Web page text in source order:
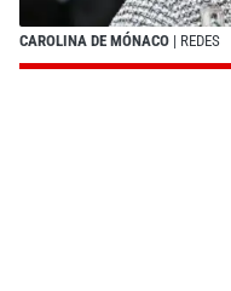
CAROLINA DE MÓNACO | REDES